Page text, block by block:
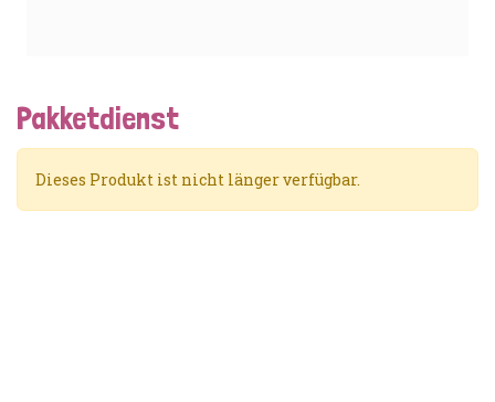
Pakketdienst
Dieses Produkt ist nicht länger verfügbar.